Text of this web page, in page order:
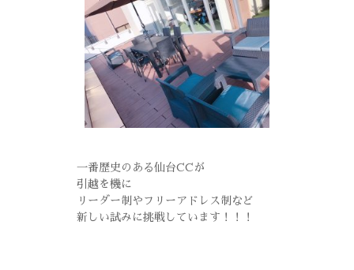
一番歴史のある仙台CCが
引越を機に
リーダー制やフリーアドレス制など
新しい試みに挑戦しています！！！